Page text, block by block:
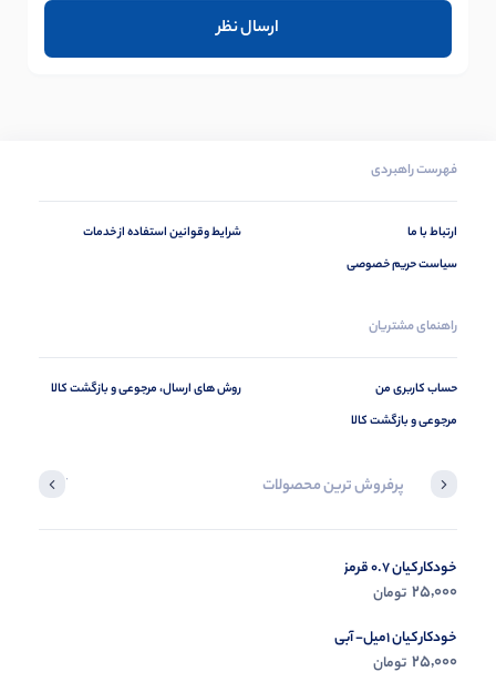
فهرست راهبردی
ارتباط با ما
سیاست حریم خصوصی
شرایط وقوانین استفاده از خدمات
راهنمای مشتریان
حساب کاربری من
مرجوعی و بازگشت کالا
روش های ارسال، مرجوعی و بازگشت کالا
پرفروش ترین محصولات آخرین
خودکار کیان 0.7 قرمز
25,000 تومان
خودکار کیان 1میل- آبی
25,000 تومان